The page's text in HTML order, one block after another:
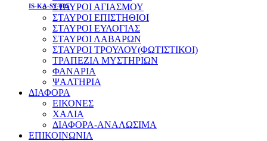
ΣΤΑΥΡΟΙ ΑΓΙΑΣΜΟΥ
ΣΤΑΥΡΟΙ ΕΠΙΣΤΗΘΙΟΙ
ΣΤΑΥΡΟΙ ΕΥΛΟΓΙΑΣ
ΣΤΑΥΡΟΙ ΛΑΒΑΡΩΝ
ΣΤΑΥΡΟΙ ΤΡΟΥΛΟΥ(ΦΩΤΙΣΤΙΚΟΙ)
ΤΡΑΠΕΖΙΑ ΜΥΣΤΗΡΙΩΝ
ΦΑΝΑΡΙΑ
ΨΑΛΤΗΡΙΑ
ΔΙΑΦΟΡΑ
ΕΙΚΟΝΕΣ
ΧΑΛΙΑ
ΔΙΑΦΟΡΑ-ΑΝΑΛΩΣΙΜΑ
ΕΠΙΚΟΙΝΩΝΙΑ
IS-KA-ST-005